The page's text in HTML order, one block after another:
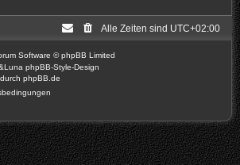
Alle Zeiten sind UTC+02:00
Software © phpBB Limited
phpBB-Style-Design
phpBB.de